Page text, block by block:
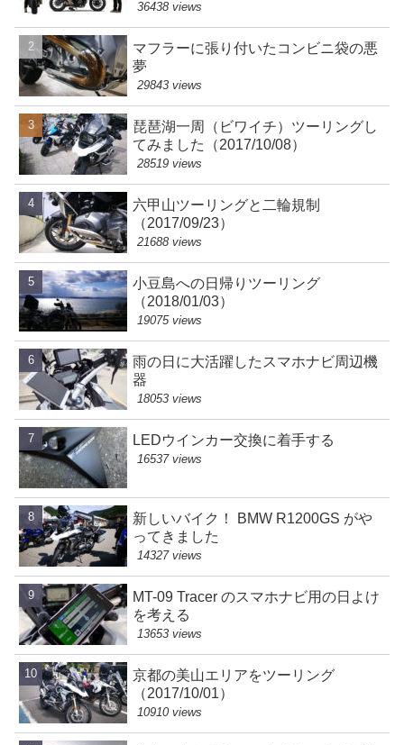
36438 views
マフラーに張り付いたコンビニ袋の悪
夢
29843 views
琵琶湖一周（ビワイチ）ツーリングし
てみました（2017/10/08）
28519 views
六甲山ツーリングと二輪規制
（2017/09/23）
21688 views
小豆島への日帰りツーリング
（2018/01/03）
19075 views
雨の日に大活躍したスマホナビ周辺機
器
18053 views
LEDウインカー交換に着手する
16537 views
新しいバイク！ BMW R1200GS がや
ってきました
14327 views
MT-09 Tracer のスマホナビ用の日よけ
を考える
13653 views
京都の美山エリアをツーリング
（2017/10/01）
10910 views